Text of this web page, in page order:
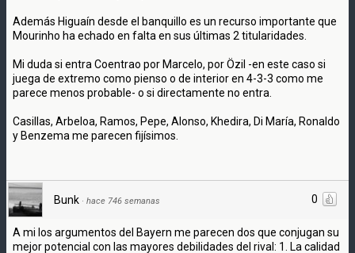
Además Higuaín desde el banquillo es un recurso importante que
Mourinho ha echado en falta en sus últimas 2 titularidades.
Mi duda si entra Coentrao por Marcelo, por Özil -en este caso si
juega de extremo como pienso o de interior en 4-3-3 como me
parece menos probable- o si directamente no entra.
Casillas, Arbeloa, Ramos, Pepe, Alonso, Khedira, Di María, Ronaldo
y Benzema me parecen fijísimos.
0
Bunk · hace 746 semanas
A mi los argumentos del Bayern me parecen dos que conjugan su
mejor potencial con las mayores debilidades del rival: 1. La calidad